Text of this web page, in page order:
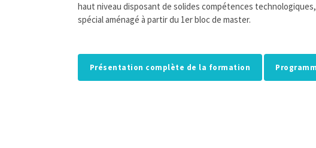
haut niveau disposant de solides compétences
spécial aménagé à partir du 1er bloc de master.
Présentation complète de la formation